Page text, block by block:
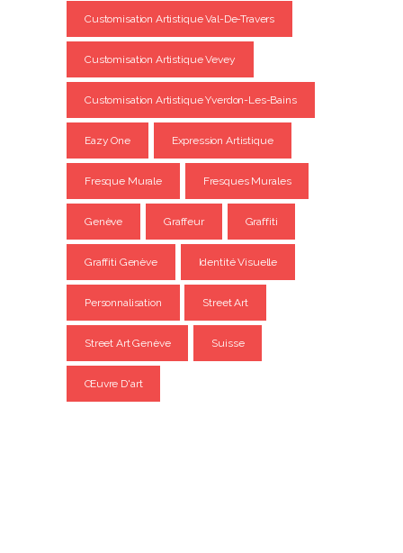
Customisation Artistique Val-De-Travers
Customisation Artistique Vevey
Customisation Artistique Yverdon-Les-Bains
Eazy One Expression Artistique
Fresque Murale Fresques Murales
Genève Graffeur Graffiti
Graffiti Genève Identité Visuelle
Personnalisation Street Art
Street Art Genève Suisse
Œuvre D'art